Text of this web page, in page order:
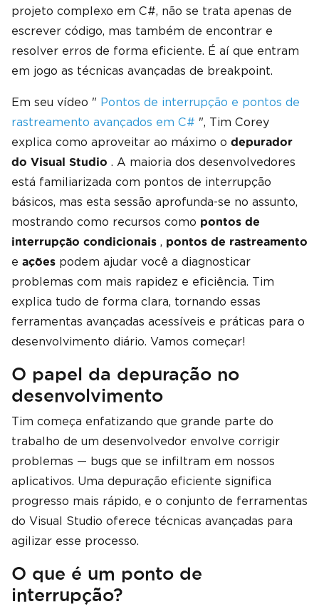
projeto complexo em C#, não se trata apenas de
escrever código, mas também de encontrar e
resolver erros de forma eficiente. É aí que entram
em jogo as técnicas avançadas de breakpoint.
Em seu vídeo " Pontos de interrupção e pontos de
rastreamento avançados em C# ", Tim Corey
explica como aproveitar ao máximo o depurador
do Visual Studio . A maioria dos desenvolvedores
está familiarizada com pontos de interrupção
básicos, mas esta sessão aprofunda-se no assunto,
mostrando como recursos como pontos de
interrupção condicionais , pontos de rastreamento
e ações podem ajudar você a diagnosticar
problemas com mais rapidez e eficiência. Tim
explica tudo de forma clara, tornando essas
ferramentas avançadas acessíveis e práticas para o
desenvolvimento diário. Vamos começar!
O papel da depuração no
desenvolvimento
Tim começa enfatizando que grande parte do
trabalho de um desenvolvedor envolve corrigir
problemas — bugs que se infiltram em nossos
aplicativos. Uma depuração eficiente significa
progresso mais rápido, e o conjunto de ferramentas
do Visual Studio oferece técnicas avançadas para
agilizar esse processo.
O que é um ponto de
interrupção?